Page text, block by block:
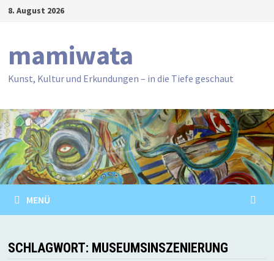
Zum8. August 2026
mamiwata
Kunst, Kultur und Erkundungen – in die Tiefe geschaut
MENÜ
SCHLAGWORT: MUSEUMSINSZENIERUNG